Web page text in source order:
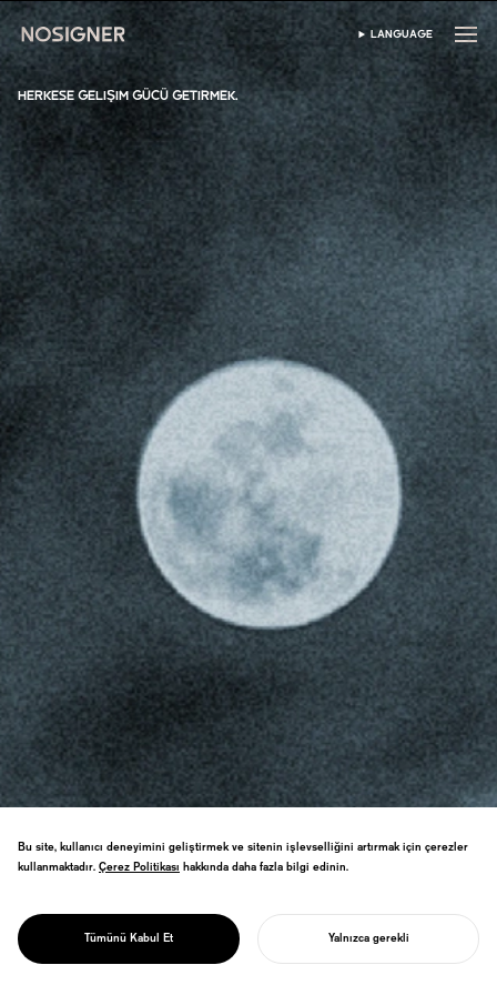
ANA SAYFA
DIL SEÇIN
LANGUAGE
HERKESE GELIŞIM GÜCÜ GETIRMEK.
EĞITIM IÇIN TASARIM
NOSIGNER gelişen bir dünya için eğitimi
çıkarır, uyum ve dirençli düşünceyi teşvik
Bu site, kullanıcı deneyimini geliştirmek ve sitenin işlevselliğini artırmak için çerezler
kullanmaktadır. Çerez Politikası
Çerez Politikası hakkında daha fazla bilgi edinin.
Tümünü Kabul Et Yalnızca gerekli